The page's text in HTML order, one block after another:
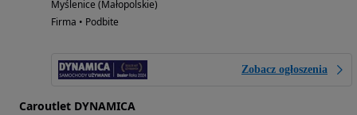
Myślenice (Małopolskie)
Firma • Podbite
Zobacz ogłoszenia
Caroutlet DYNAMICA